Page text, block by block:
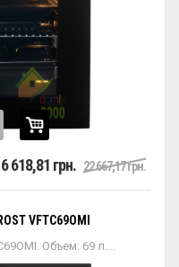
618,81 грн. 22 667,17 грн.
VFTC69OMI
Объем: 69 л....